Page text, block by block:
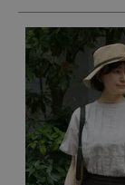
食品
ギフト
ブランド
全ての商品